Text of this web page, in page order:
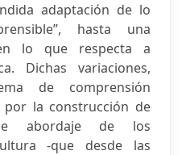
adaptación de lo
hasta una
lo que respecta a
Dichas variaciones,
de comprensión
la construcción de
abordaje de los
-que desde las